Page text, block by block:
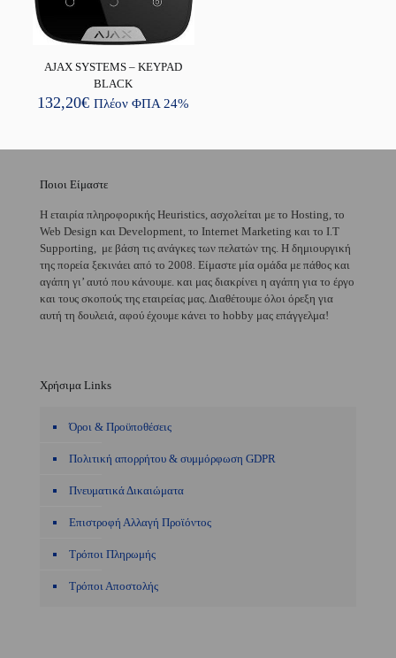
AJAX SYSTEMS – KEYPAD
BLACK
132,20€ Πλέον ΦΠΑ 24%
Ποιοι Είμαστε
H εταιρία πληροφορικής Heuristics, ασχολείται με το Hosting, το
Web Design και Development, το Internet Marketing και το I.T
Supporting, με βάση τις ανάγκες των πελατών της. Η δημιουργική
της πορεία ξεκινάει από το 2008. Είμαστε μία ομάδα με πάθος και
αγάπη γι’ αυτό που κάνουμε. και μας διακρίνει η αγάπη για το έργο
και τους σκοπούς της εταιρείας μας. Διαθέτουμε όλοι όρεξη για
αυτή τη δουλειά, αφού έχουμε κάνει το hobby μας επάγγελμα!
Χρήσιμα Links
Όροι & Προϋποθέσεις
Πολιτική απορρήτου & συμμόρφωση GDPR
Πνευματικά Δικαιώματα
Επιστροφή Αλλαγή Προϊόντος
Τρόποι Πληρωμής
Τρόποι Αποστολής